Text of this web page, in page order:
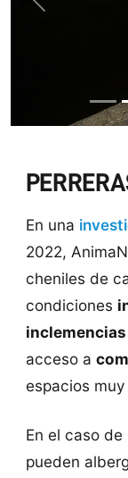
Previous
En una
2022,
cheniles de
condiciones
acceso a
espacios
En el caso
pueden